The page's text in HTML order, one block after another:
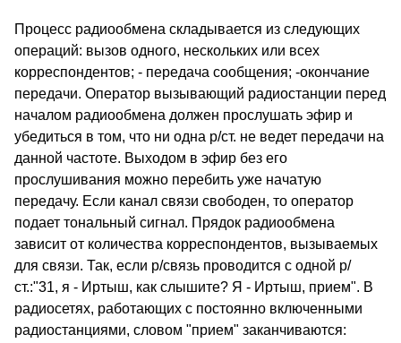
Процесс радиообмена складывается из следующих
операций: вызов одного, нескольких или всех
корреспондентов; - передача сообщения; -окончание
передачи. Оператор вызывающий радиостанции перед
началом радиообмена должен прослушать эфир и
убедиться в том, что ни одна р/ст. не ведет передачи на
данной частоте. Выходом в эфир без его
прослушивания можно перебить уже начатую
передачу. Если канал связи свободен, то оператор
подает тональный сигнал. Прядок радиообмена
зависит от количества корреспондентов, вызываемых
для связи. Так, если р/связь проводится с одной р/
ст.:"31, я - Иртыш, как слышите? Я - Иртыш, прием". В
радиосетях, работающих с постоянно включенными
радиостанциями, словом "прием" заканчиваются: